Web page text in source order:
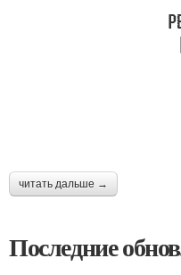
читать дальше →
Последние